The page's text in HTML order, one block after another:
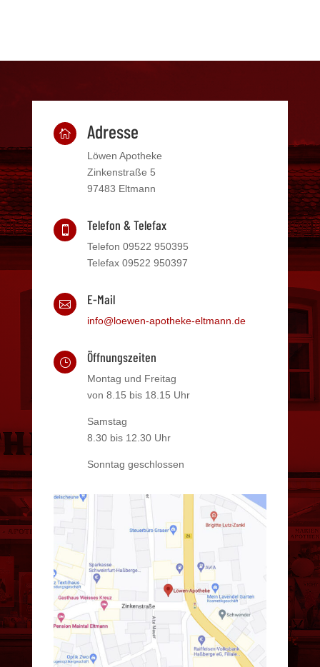
 Adresse
Löwen Apotheke
Zinkenstraße 5
97483 Eltmann
 Telefon & Telefax
Telefon 09522 950395
Telefax 09522 950397
 E-Mail
info@loewen-apotheke-eltmann.de
} Öffnungszeiten
Montag und Freitag
von 8.15 bis 18.15 Uhr
Samstag
8.30 bis 12.30 Uhr
Sonntag geschlossen